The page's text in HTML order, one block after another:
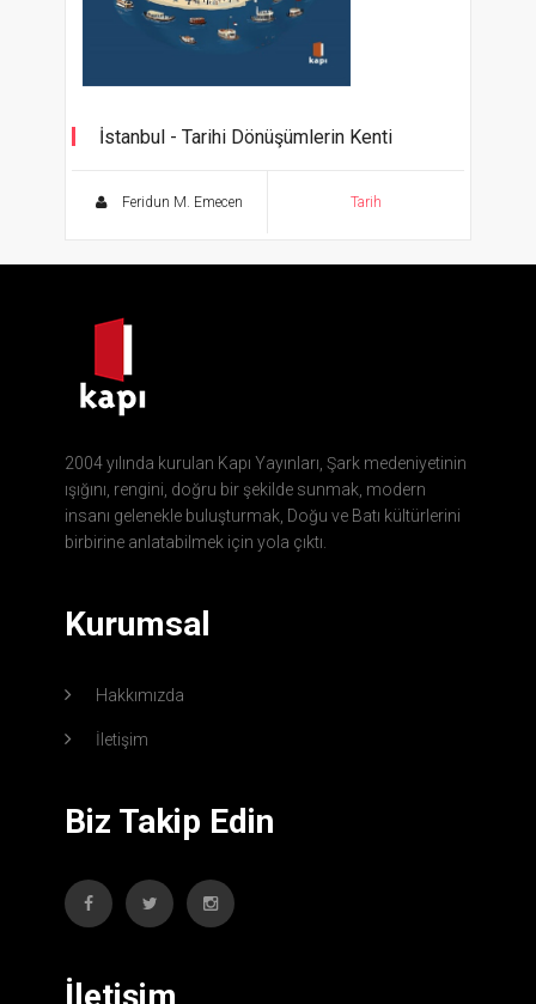
İstanbul - Tarihi Dönüşümlerin Kenti
Feridun M. Emecen Tarih
2004 yılında kurulan Kapı Yayınları, Şark medeniyetinin
ışığını, rengini, doğru bir şekilde sunmak, modern
insanı gelenekle buluşturmak, Doğu ve Batı kültürlerini
birbirine anlatabilmek için yola çıktı.
Kurumsal
Hakkımızda
İletişim
Biz Takip Edin